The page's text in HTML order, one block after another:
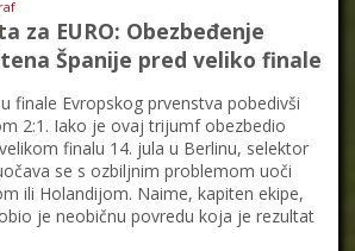
za EURO: Obezbeđenje
Španije pred veliko finale
finale Evropskog prvenstva pobedivši
2:1. Iako je ovaj trijumf obezbedio
finalu 14. jula u Berlinu, selektor
se s ozbiljnim problemom uoči
ili Holandijom. Naime, kapiten ekipe,
je neobičnu povredu koja je rezultat